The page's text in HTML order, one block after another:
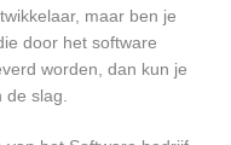
maar ben je
door het software
worden, dan kun je
slag.